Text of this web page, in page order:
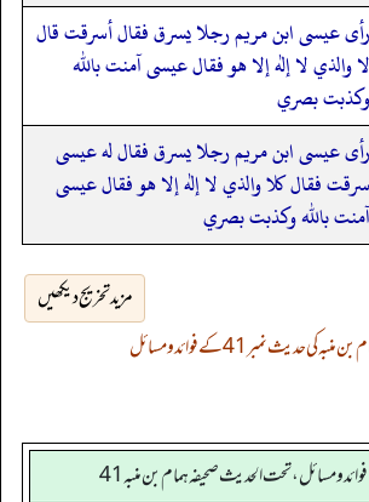
رأى عيسى ابن مريم رجلا يسرق فقال أسرقت قال
لا والذي لا إله إلا هو فقال عيسى آمنت بالله
وكذبت بصري
رأى عيسى ابن مريم رجلا يسرق فقال له عيسى
سرقت فقال كلا والذي لا إله إلا هو فقال عيسى
آمنت بالله وكذبت بصري
مزید تخریج دیکھیں
کی حدیث نمبر 41 کے فوائد و مسائل
و مسائل، تحت الحديث صحيفه همام بن منبه 41